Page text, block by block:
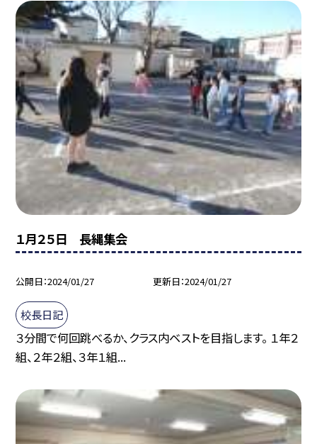
１月２５日 長縄集会
公開日 2024/01/27 更新日 2024/01/27
校長日記
３分間で何回跳べるか、クラス内ベストを目指します。 １年２
組、２年２組、３年１組...